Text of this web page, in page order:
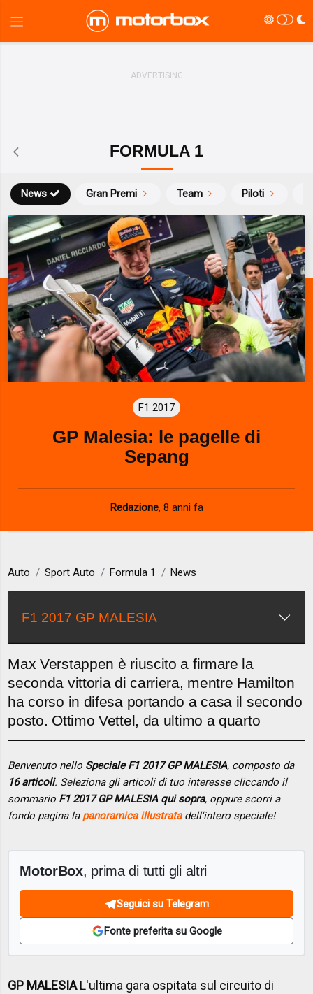
FORMULA 1
News Gran Premi Team Piloti
F1 2017
GP Malesia: le pagelle di
Sepang
Redazione, 8 anni fa
Auto Sport Auto Formula 1 News
F1 2017 GP MALESIA
Max Verstappen è riuscito a firmare la
seconda vittoria di carriera, mentre Hamilton
ha corso in difesa portando a casa il secondo
posto. Ottimo Vettel, da ultimo a quarto
Benvenuto nello Speciale F1 2017 GP MALESIA, composto da
16 articoli. Seleziona gli articoli di tuo interesse cliccando il
sommario F1 2017 GP MALESIA qui sopra, oppure scorri a
fondo pagina la panoramica illustratadell'intero speciale!
MotorBox, prima di tutti gli altri
Seguici su Telegram
Fonte preferita su Google
GP MALESIAL'ultima gara ospitata sul circuito di